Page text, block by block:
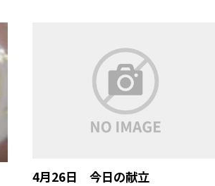
4月26日 今日の献立